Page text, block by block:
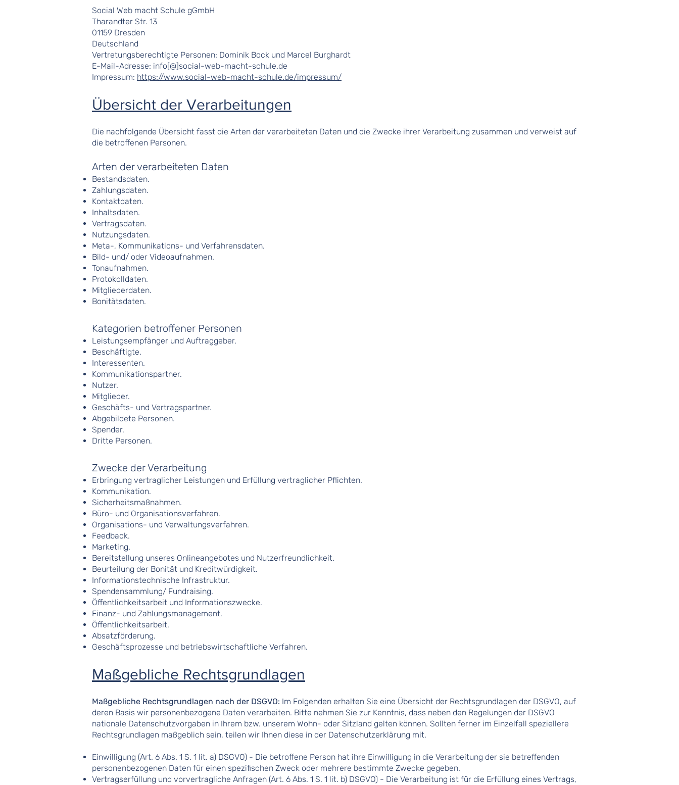
Social Web macht Schule gGmbH
Tharandter Str. 13
01159 Dresden
Deutschland
Vertretungsberechtigte Personen: Dominik Bock und Marcel Burghardt
E-Mail-Adresse: info[@]social-web-macht-schule.de
Impressum: https://www.social-web-macht-schule.de/impressum/
Übersicht der Verarbeitungen
Die nachfolgende Übersicht fasst die Arten der verarbeiteten Daten und die Zwecke ihrer Verarbeitung zusammen und verweist auf
die betroffenen Personen.
Arten der verarbeiteten Daten
Bestandsdaten.
Zahlungsdaten.
Kontaktdaten.
Inhaltsdaten.
Vertragsdaten.
Nutzungsdaten.
Meta-, Kommunikations- und Verfahrensdaten.
Bild- und/ oder Videoaufnahmen.
Tonaufnahmen.
Protokolldaten.
Mitgliederdaten.
Bonitätsdaten.
Kategorien betroffener Personen
Leistungsempfänger und Auftraggeber.
Beschäftigte.
Interessenten.
Kommunikationspartner.
Nutzer.
Mitglieder.
Geschäfts- und Vertragspartner.
Abgebildete Personen.
Spender.
Dritte Personen.
Zwecke der Verarbeitung
Erbringung vertraglicher Leistungen und Erfüllung vertraglicher Pflichten.
Kommunikation.
Sicherheitsmaßnahmen.
Büro- und Organisationsverfahren.
Organisations- und Verwaltungsverfahren.
Feedback.
Marketing.
Bereitstellung unseres Onlineangebotes und Nutzerfreundlichkeit.
Beurteilung der Bonität und Kreditwürdigkeit.
Informationstechnische Infrastruktur.
Spendensammlung/ Fundraising.
Öffentlichkeitsarbeit und Informationszwecke.
Finanz- und Zahlungsmanagement.
Öffentlichkeitsarbeit.
Absatzförderung.
Geschäftsprozesse und betriebswirtschaftliche Verfahren.
Maßgebliche Rechtsgrundlagen
Maßgebliche Rechtsgrundlagen nach der DSGVO: Im Folgenden erhalten Sie eine Übersicht der Rechtsgrundlagen der DSGVO, auf
deren Basis wir personenbezogene Daten verarbeiten. Bitte nehmen Sie zur Kenntnis, dass neben den Regelungen der DSGVO
nationale Datenschutzvorgaben in Ihrem bzw. unserem Wohn- oder Sitzland gelten können. Sollten ferner im Einzelfall speziellere
Rechtsgrundlagen maßgeblich sein, teilen wir Ihnen diese in der Datenschutzerklärung mit.
Einwilligung (Art. 6 Abs. 1 S. 1 lit. a) DSGVO) - Die betroffene Person hat ihre Einwilligung in die Verarbeitung der sie betreffenden
personenbezogenen Daten für einen spezifischen Zweck oder mehrere bestimmte Zwecke gegeben.
Vertragserfüllung und vorvertragliche Anfragen (Art. 6 Abs. 1 S. 1 lit. b) DSGVO) - Die Verarbeitung ist für die Erfüllung eines Vertrags,